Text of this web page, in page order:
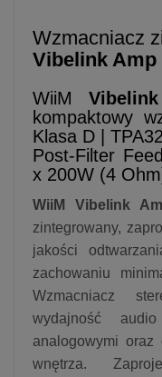
Wzmacniacz
Vibelink Amp
WiiM
kompaktowy
Klasa D |
Post-Filter
x 200W (4
WiiM Vibelink
zintegrowany,
jakości
zachowaniu
Wzmacniacz
wydajność
analogowymi
wnętrza.